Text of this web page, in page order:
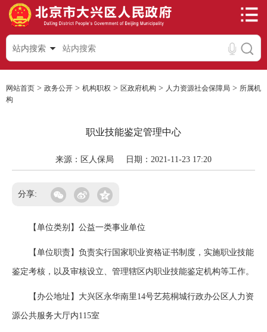
站内搜索
网站首页 > 政务公开 > 机构职权 > 区政府机构 > 人力资源社会保障局 > 所属机
构
职业技能鉴定管理中心
来源：区人保局 日期：2021-11-23 17:20
分享:
【单位类别】公益一类事业单位
【单位职责】负责实行国家职业资格证书制度，实施职业技能
鉴定考核，以及审核设立、管理辖区内职业技能鉴定机构等工作。
【办公地址】大兴区永华南里14号艺苑桐城行政办公区人力资
源公共服务大厅内115室